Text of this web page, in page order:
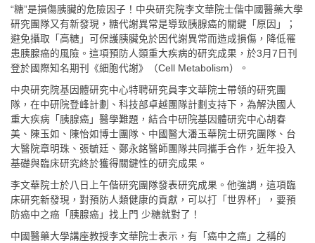
“糖”是損傷胰臟的危險因子！中央研究院李文華院士偕中國醫藥大學
研究團隊又有新發現，糖代謝異常是導致胰腺癌的關鍵「原因」；
避免攝取「高糖」可保護胰臟免於因代謝異常而造成損傷，降低罹
患胰腺癌的風險。這項預防人類重大疾病的研究成果，於3月7日刊
登於國際知名期刊《細胞代謝》（Cell Metabolism）。
中央研究院基因體研究中心特聘研究員李文華院士帶領的研究團
隊，在中研院登峰計劃、科技部卓越團隊計劃支持下，為解決國人
重大疾病「胰腺癌」醫學難題，結合中研院基因體研究中心胡春
美、陳玉如、陳怡如博士團隊、中國醫大潘玉華院士研究團隊、台
大醫院章明珠、張毓廷、鄭永銘醫師團隊共同攜手合作，近年投入
基礎與臨床研究終於獲得關鍵性的研究成果。
李文華院士於八日上午偕研究團隊發表研究成果。他強調，這項臨
床研究新發現，對預防人類健康的貢獻，可以打「世界杯」，要預
防癌中之癌「胰腺癌」找上門 少糖就對了！
中國醫藥大學講座教授李文華院士表示，有「癌中之癌」之稱的